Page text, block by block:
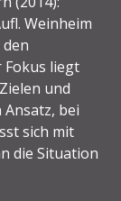
Weinheim
den
Fokus liegt
und
bei
sich mit
die Situation